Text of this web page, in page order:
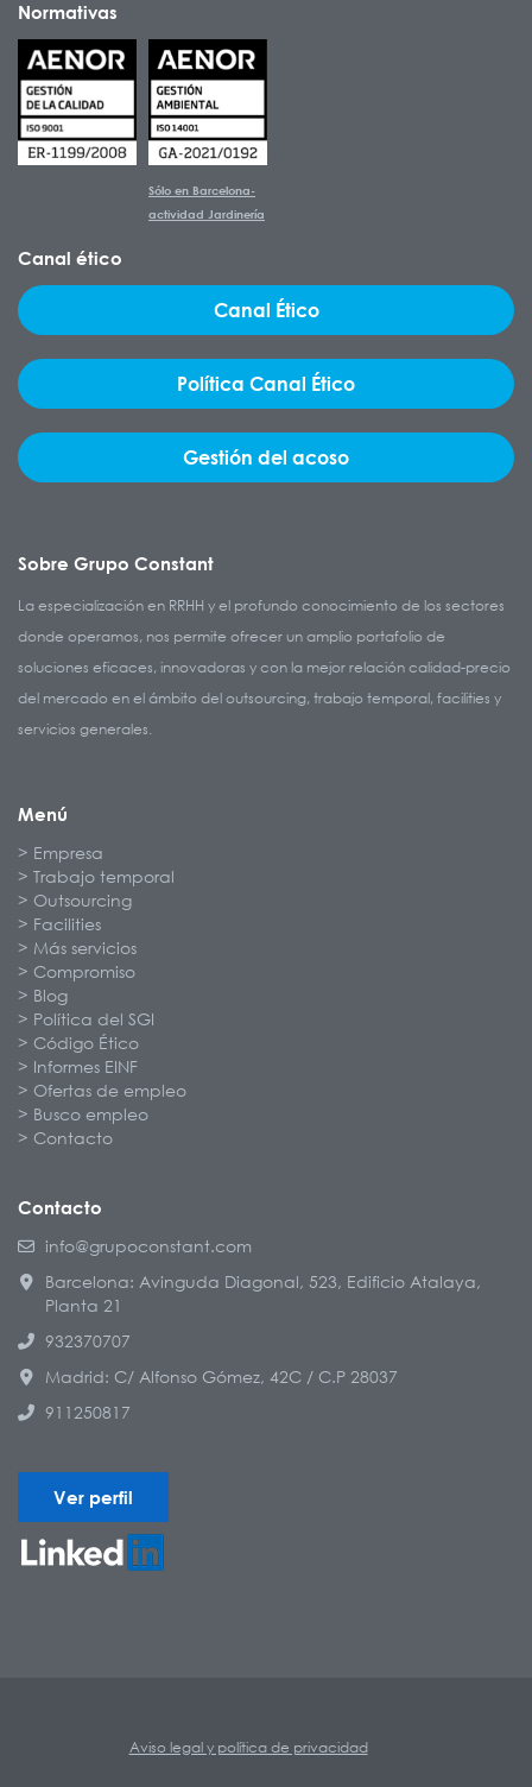
Normativas
Sólo en Barcelona-
actividad Jardinería
Canal ético
Canal Ético
Política Canal Ético
Gestión del acoso
Sobre Grupo Constant
La especialización en RRHH y el profundo conocimiento de los sectores
donde operamos, nos permite ofrecer un amplio portafolio de
soluciones eficaces, innovadoras y con la mejor relación calidad-precio
del mercado en el ámbito del outsourcing, trabajo temporal, facilities y
servicios generales.
Menú
Empresa
Trabajo temporal
Outsourcing
Facilities
Más servicios
Compromiso
Blog
Política del SGI
Código Ético
Informes EINF
Ofertas de empleo
Busco empleo
Contacto
Contacto
info@grupoconstant.com
Barcelona: Avinguda Diagonal, 523, Edificio Atalaya,
Planta 21
932370707
Madrid: C/ Alfonso Gómez, 42C / C.P 28037
911250817
Ver perfil
Aviso legal y política de privacidad